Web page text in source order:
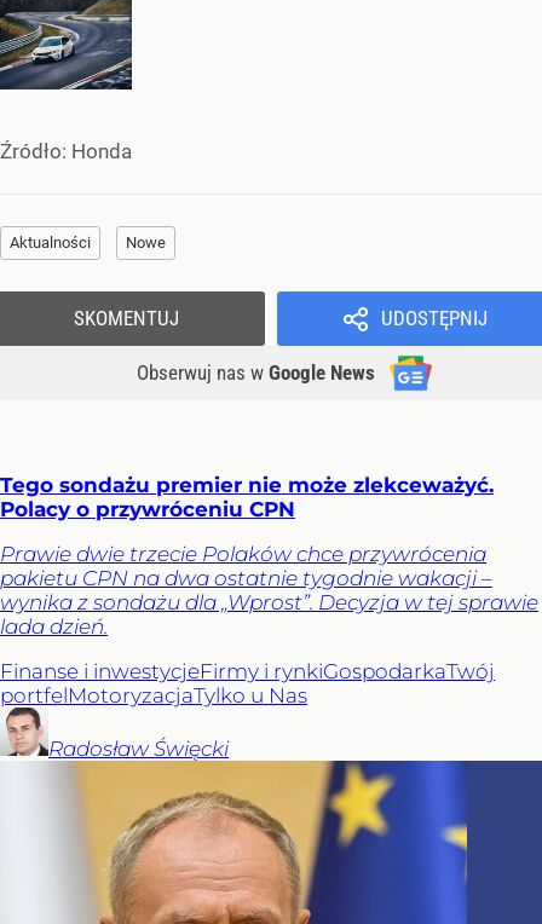
Źródło: Honda
Aktualności Nowe
UDOSTĘPNIJ
Obserwuj nas w Google News
SKOMENTUJ
Tego sondażu premier nie może zlekceważyć.
Polacy o przywróceniu CPN
Prawie dwie trzecie Polaków chce przywrócenia
pakietu CPN na dwa ostatnie tygodnie wakacji –
wynika z sondażu dla „Wprost”. Decyzja w tej sprawie
lada dzień.
Finanse i inwestycjeFirmy i rynkiGospodarkaTwój
portfelMotoryzacjaTylko u Nas
Radosław Święcki